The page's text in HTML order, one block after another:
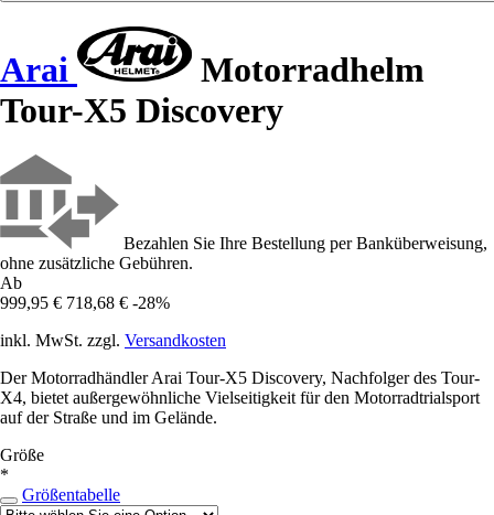
Arai
Motorradhelm
Tour-X5 Discovery
Bezahlen Sie Ihre Bestellung per Banküberweisung,
ohne zusätzliche Gebühren.
Ab
999,95 € 718,68 € -28%
inkl. MwSt. zzgl. Versandkosten
Der Motorradhändler Arai Tour-X5 Discovery, Nachfolger des Tour-
X4, bietet außergewöhnliche Vielseitigkeit für den Motorradtrialsport
auf der Straße und im Gelände.
Größe
*
Größentabelle